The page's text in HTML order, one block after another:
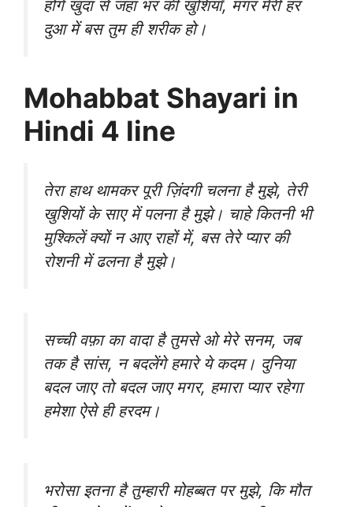
होंगे खुदा से जहां भर की खुशियाँ, मगर मेरी हर
दुआ में बस तुम ही शरीक हो।
Mohabbat Shayari in
Hindi 4 line
तेरा हाथ थामकर पूरी ज़िंदगी चलना है मुझे, तेरी
खुशियों के साए में पलना है मुझे। चाहे कितनी भी
मुश्किलें क्यों न आए राहों में, बस तेरे प्यार की
रोशनी में ढलना है मुझे।
सच्ची वफ़ा का वादा है तुमसे ओ मेरे सनम, जब
तक है सांस, न बदलेंगे हमारे ये कदम। दुनिया
बदल जाए तो बदल जाए मगर, हमारा प्यार रहेगा
हमेशा ऐसे ही हरदम।
भरोसा इतना है तुम्हारी मोहब्बत पर मुझे, कि मौत